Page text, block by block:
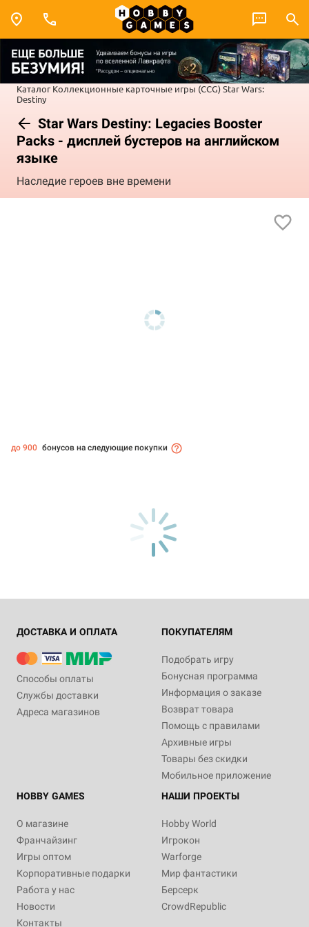
Каталог Коллекционные карточные игры (CCG)Star Wars:
Destiny
Star Wars Destiny: Legacies Booster
Packs - дисплей бустеров на английском
языке
Наследие героев вне времени
до 900 бонусов на следующие покупки
ДОСТАВКА И ОПЛАТА
Способы оплаты
Службы доставки
Адреса магазинов
ПОКУПАТЕЛЯМ
Подобрать игру
Бонусная программа
Информация о заказе
Возврат товара
Помощь с правилами
Архивные игры
Товары без скидки
Мобильное приложение
HOBBY GAMES
О магазине
Франчайзинг
Игры оптом
Корпоративные подарки
Работа у нас
Новости
Контакты
НАШИ ПРОЕКТЫ
Hobby World
Игрокон
Warforge
Мир фантастики
Берсерк
CrowdRepublic